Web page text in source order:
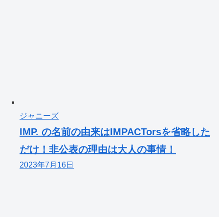
ジャニーズ
IMP. の名前の由来はIMPACTorsを省略した
だけ！非公表の理由は大人の事情！
2023年7月16日